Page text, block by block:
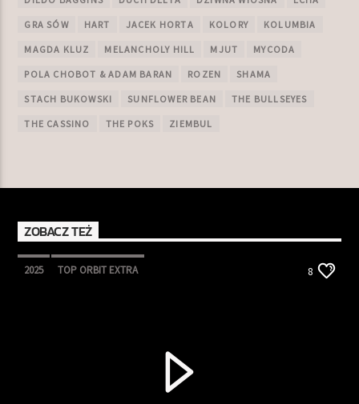
GRA SÓW HART JACEK HORTA KOLORY KOLUMBIA
MAGDA KLUZ MELANCHOLY HILL MJUT MYCODA
POLA CHOBOT & ADAM BARAN ROZEN SHAMA
STACH BUKOWSKI SUNFLOWER BEAN THE BULLSEYES
THE CASSINO THE POKS ZIEMBUL
ZOBACZ TEŻ
2025 TOP ORBIT EXTRA 8